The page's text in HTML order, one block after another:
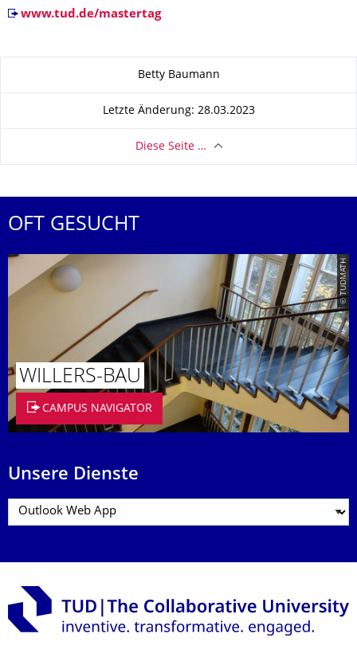
www.tud.de/mastertag
Betty Baumann
Letzte Änderung: 28.03.2023
Diese Seite …
OFT GESUCHT
© TUDMATH
WILLERS-BAU
CAMPUS NAVIGATOR
Unsere Dienste